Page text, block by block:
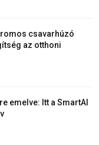
csavarhúzó
az otthoni
emelve: Itt a SmartAI